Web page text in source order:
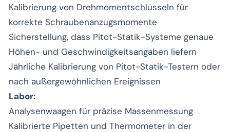
Kalibrierung von Drehmomentschlüsseln für
korrekte Schraubenanzugsmomente
Sicherstellung, dass Pitot-Statik-Systeme genaue
Höhen- und Geschwindigkeitsangaben liefern
Jährliche Kalibrierung von Pitot-Statik-Testern oder
nach außergewöhnlichen Ereignissen
Labor:
Analysenwaagen für präzise Massenmessung
Kalibrierte Pipetten und Thermometer in der